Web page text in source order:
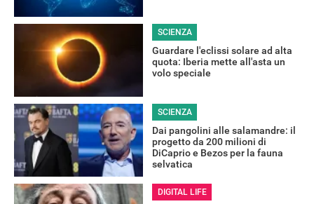
SCIENZA
Guardare l'eclissi solare ad alta
quota: Iberia mette all'asta un
volo speciale
SCIENZA
Dai pangolini alle salamandre: il
progetto da 200 milioni di
DiCaprio e Bezos per la fauna
selvatica
DIGITAL LIFE